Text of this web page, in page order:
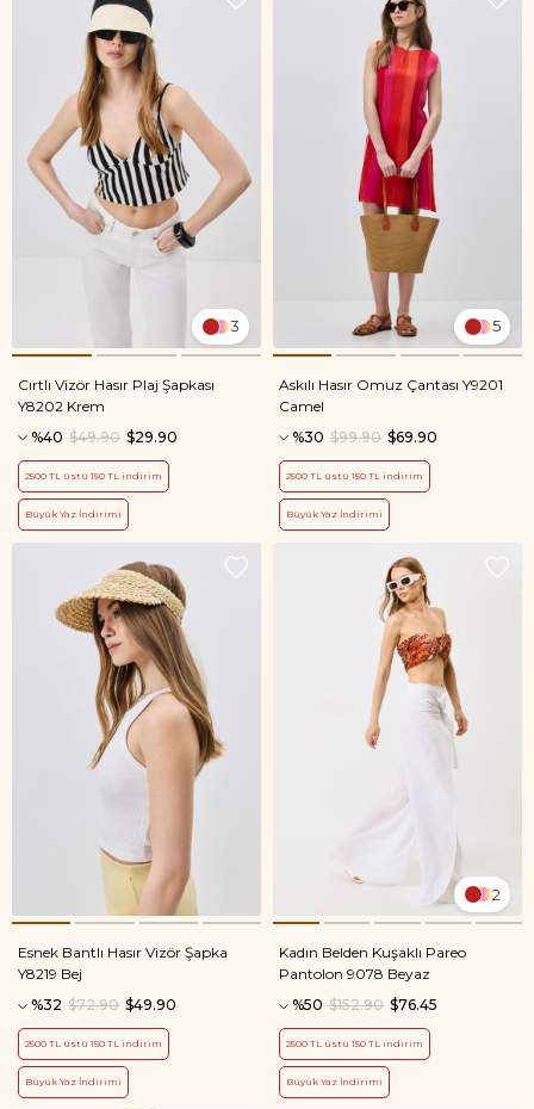
3
Cırtlı Vizör Hasır Plaj Şapkası
Y8202 Krem
%40
$29.90
$49.90
2500 TL üstü 150 TL indirim
Büyük Yaz İndirimi
5
Askılı Hasır Omuz Çantası Y9201
Camel
%30
$69.90
$99.90
2500 TL üstü 150 TL indirim
Büyük Yaz İndirimi
Esnek Bantlı Hasır Vizör Şapka
Y8219 Bej
%32
$49.90
$72.90
2500 TL üstü 150 TL indirim
Büyük Yaz İndirimi
2
Kadın Belden Kuşaklı Pareo
Pantolon 9078 Beyaz
%50
$76.45
$152.90
2500 TL üstü 150 TL indirim
Büyük Yaz İndirimi